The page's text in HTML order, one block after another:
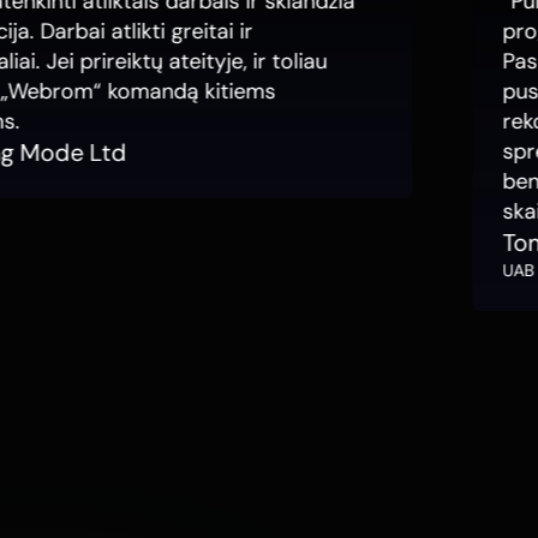
Darbai atlikti greitai ir
Jei prireiktų ateityje, ir toliau
komandą kitiems
Ltd
UAB